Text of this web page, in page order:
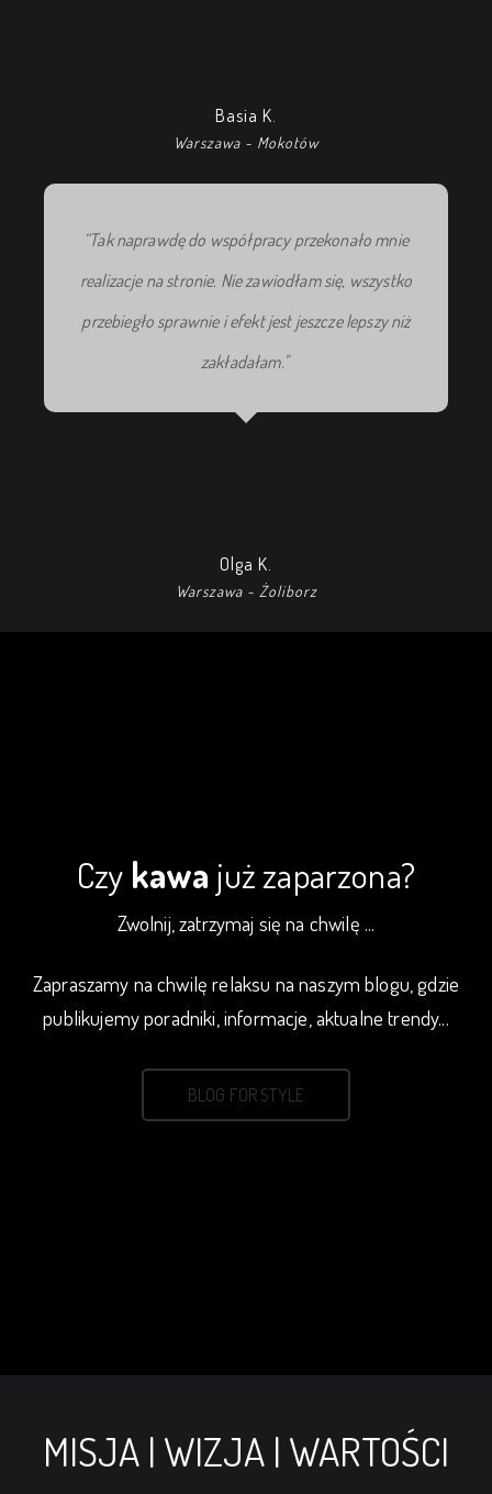
Basia K.
Warszawa - Mokotów
“Tak naprawdę do współpracy przekonało mnie
realizacje na stronie. Nie zawiodłam się, wszystko
przebiegło sprawnie i efekt jest jeszcze lepszy niż
zakładałam."
Olga K.
Warszawa - Żoliborz
Czy kawa już zaparzona?
Zwolnij, zatrzymaj się na chwilę ...
Zapraszamy na chwilę relaksu na naszym blogu, gdzie
publikujemy poradniki, informacje, aktualne trendy...
BLOG FOR STYLE
MISJA | WIZJA | WARTOŚCI